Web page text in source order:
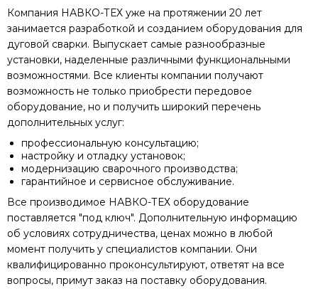
Компания НАВКО-ТЕХ уже на протяжении 20 лет
занимается разработкой и созданием оборудования для
дуговой сварки. Выпускает самые разнообразные
установки, наделенные различными функциональными
возможностями. Все клиенты компании получают
возможность не только приобрести передовое
оборудование, но и получить широкий перечень
дополнительных услуг:
профессиональную консультацию;
настройку и отладку установок;
модернизацию сварочного производства;
гарантийное и сервисное обслуживание.
Все производимое НАВКО-ТЕХ оборудование
поставляется "под ключ". Дополнительную информацию
об условиях сотрудничества, ценах можно в любой
момент получить у специалистов компании. Они
квалифицированно проконсультируют, ответят на все
вопросы, примут заказ на поставку оборудования.